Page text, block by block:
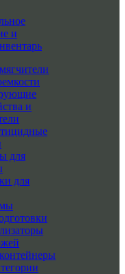
и
и
для
для